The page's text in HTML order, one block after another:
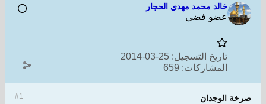
خالد محمد مهدي الحجار
عضو فضي
تاريخ التسجيل: 25-03-2014
المشاركات: 659
#1 صرخة الوجدان